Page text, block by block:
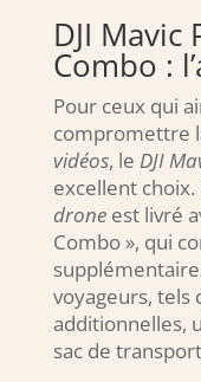
DJI Mavic
Combo :
Pour ceux qui
compromettre
vidéos, le DJI
excellent choix.
droneest livré
Combo », qui
voyageurs, tels
additionnelles,
sac de